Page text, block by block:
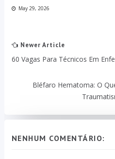
May 29, 2026
Newer Article
60 Vagas Para Técnicos Em
Bléfaro Hematoma: O
NENHUM COMENTÁRIO: